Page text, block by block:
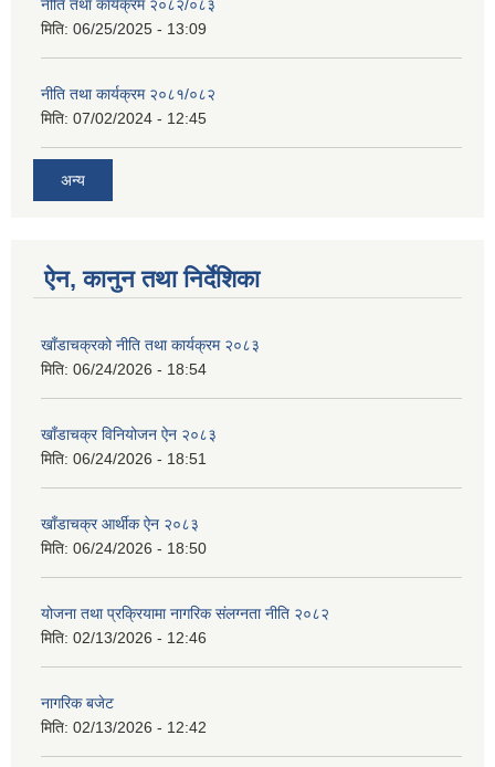
नीति तथा कार्यक्रम २०८२/०८३
मिति: 06/25/2025 - 13:09
नीति तथा कार्यक्रम २०८१/०८२
मिति: 07/02/2024 - 12:45
अन्य
ऐन, कानुन तथा निर्देशिका
खाँडाचक्रको नीति तथा कार्यक्रम २०८३
मिति: 06/24/2026 - 18:54
खाँडाचक्र विनियोजन ऐन २०८३
मिति: 06/24/2026 - 18:51
खाँडाचक्र आर्थीक ऐन २०८३
मिति: 06/24/2026 - 18:50
योजना तथा प्रक्रियामा नागरिक संलग्नता नीति २०८२
मिति: 02/13/2026 - 12:46
नागरिक बजेट
मिति: 02/13/2026 - 12:42